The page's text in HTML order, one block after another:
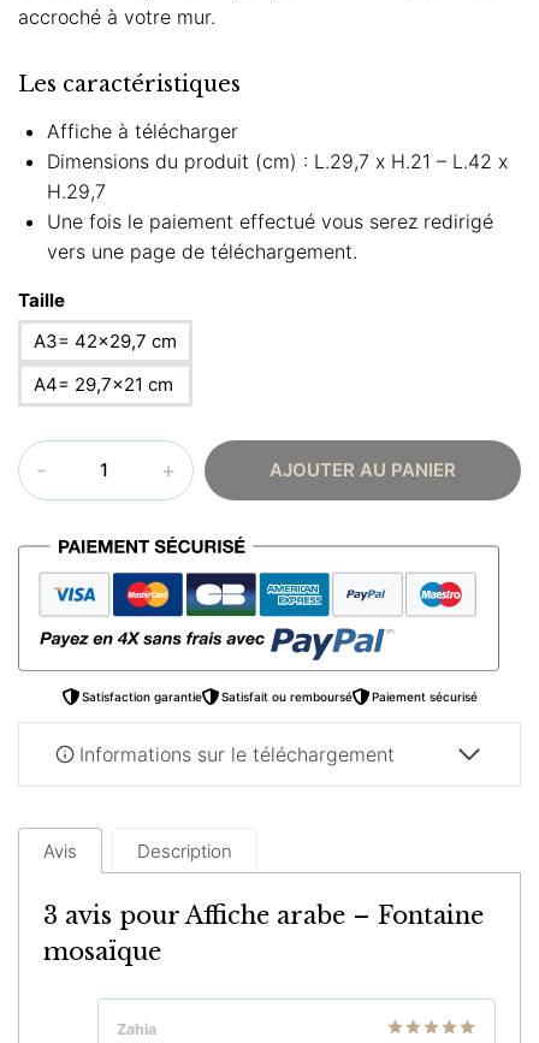
accroché à votre mur.
Les caractéristiques
Affiche à télécharger
Dimensions du produit (cm) : L.29,7 x H.21 – L.42 x
H.29,7
Une fois le paiement effectué vous serez redirigé
vers une page de téléchargement.
Taille
A3= 42×29,7 cm
A4= 29,7×21 cm
quantité
de
arabe
Fontaine
mosaïque
AJOUTER AU PANIER
Satisfaction garantie Satisfait ou remboursé Paiement sécurisé
Informations sur le téléchargement
Avis Description
3 avis pourAffiche arabe – Fontaine
mosaïque
Zahia